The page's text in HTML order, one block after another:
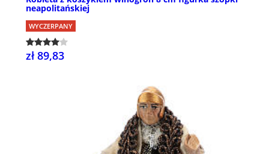
neapolitańskiej
WYCZERPANY
zł 89,83